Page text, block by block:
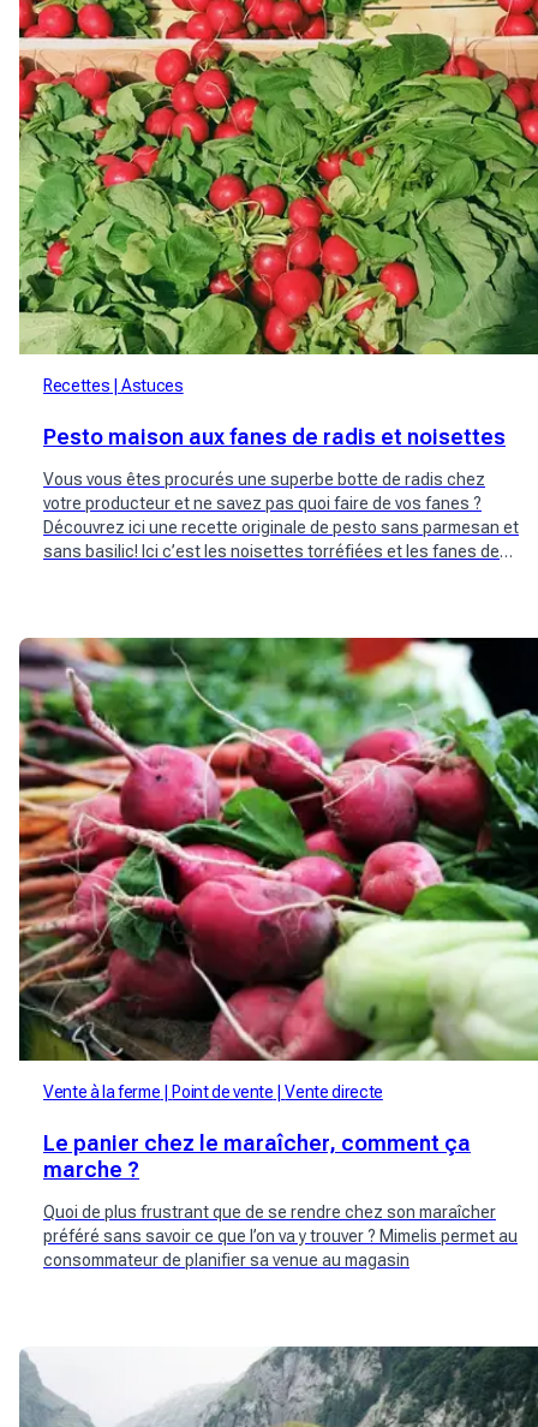
Recettes Astuces
Pesto maison aux fanes de radis et noisettes
Vous vous êtes procurés une superbe botte de radis chez
votre producteur et ne savez pas quoi faire de vos fanes ?
Découvrez ici une recette originale de pesto sans parmesan et
sans basilic! Ici c’est les noisettes torréfiées et les fanes de
Vente à la ferme Point de vente Vente directe
Le panier chez le maraîcher, comment ça
marche ?
Quoi de plus frustrant que de se rendre chez son maraîcher
préféré sans savoir ce que l’on va y trouver ? Mimelis permet au
consommateur de planifier sa venue au magasin